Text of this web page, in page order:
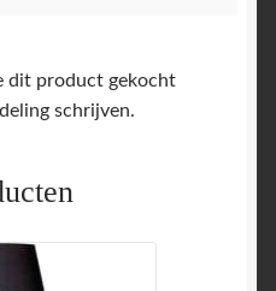
dit product gekocht
schrijven.